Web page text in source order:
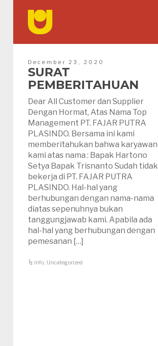
December 23, 2020
SURAT
PEMBERITAHUAN
Dear All Customer dan Supplier
Dengan Hormat, Atas Nama Top
Management PT. FAJAR PUTRA
PLASINDO. Bersama ini kami
memberitahukan bahwa karyawan
kami atas nama : Bapak Hartono
Setya Bapak Trisnanto Sudah tidak
bekerja di PT. FAJAR PUTRA
PLASINDO. Hal-hal yang
berhubungan dengan nama-nama
diatas sepenuhnya bukan
tanggungjawab kami. Apabila ada
hal-hal yang berhubungan dengan
pemesanan […]
Info, Uncategorized